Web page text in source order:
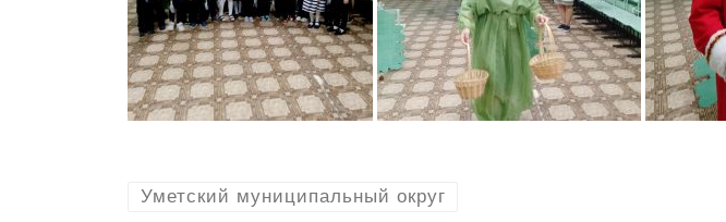
Уметский муниципальный округ